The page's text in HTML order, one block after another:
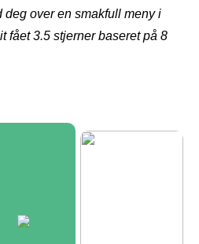
over en smakfull meny i
fået3.5 stjerner baseret på 8